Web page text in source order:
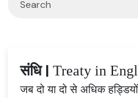
संधि | Treaty in
जब दो या दो से अधिक